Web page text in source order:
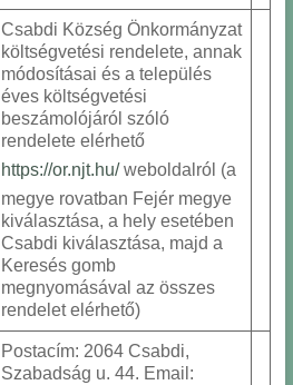
Csabdi Község Önkormányzat
költségvetési rendelete, annak
módosításai és a település
éves költségvetési
beszámolójáról szóló
rendelete elérhető
https://or.njt.hu/weboldalról (a
megye rovatban Fejér megye
kiválasztása, a hely esetében
Csabdi kiválasztása, majd a
Keresés gomb
megnyomásával az összes
rendelet elérhető)
Postacím: 2064 Csabdi,
Szabadság u. 44. Email: